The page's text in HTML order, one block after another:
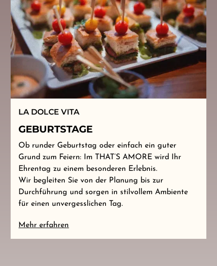
LA DOLCE VITA
GEBURTSTAGE
Ob runder Geburtstag oder einfach ein guter
Grund zum Feiern: Im THAT’S AMORE wird Ihr
Ehrentag zu einem besonderen Erlebnis.
Wir begleiten Sie von der Planung bis zur
Durchführung und sorgen in stilvollem Ambiente
für einen unvergesslichen Tag.
Mehr erfahren